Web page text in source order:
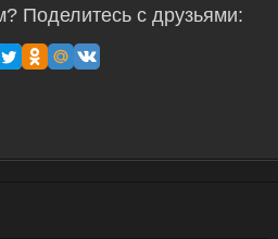
Поделитесь с друзьями: